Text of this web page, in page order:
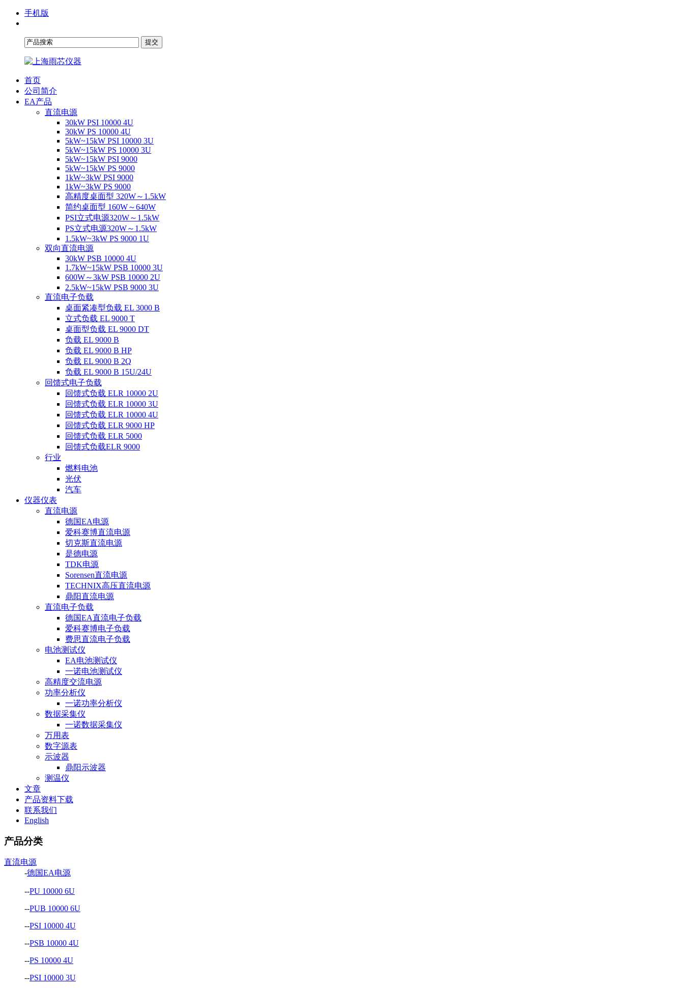
手机版
首页
公司简介
EA产品
直流电源
30kW PSI 10000 4U
30kW PS 10000 4U
5kW~15kW PSI 10000 3U
5kW~15kW PS 10000 3U
5kW~15kW PSI 9000
5kW~15kW PS 9000
1kW~3kW PSI 9000
1kW~3kW PS 9000
高精度桌面型 320W～1.5kW
简约桌面型 160W～640W
PSI立式电源320W～1.5kW
PS立式电源320W～1.5kW
1.5kW~3kW PS 9000 1U
双向直流电源
30kW PSB 10000 4U
1.7kW~15kW PSB 10000 3U
600W～3kW PSB 10000 2U
2.5kW~15kW PSB 9000 3U
直流电子负载
桌面紧凑型负载 EL 3000 B
立式负载 EL 9000 T
桌面型负载 EL 9000 DT
负载 EL 9000 B
负载 EL 9000 B HP
负载 EL 9000 B 2Q
负载 EL 9000 B 15U/24U
回馈式电子负载
回馈式负载 ELR 10000 2U
回馈式负载 ELR 10000 3U
回馈式负载 ELR 10000 4U
回馈式负载 ELR 9000 HP
回馈式负载 ELR 5000
回馈式负载ELR 9000
行业
燃料电池
光伏
汽车
仪器仪表
直流电源
德国EA电源
爱科赛博直流电源
切克斯直流电源
是德电源
TDK电源
Sorensen直流电源
TECHNIX高压直流电源
鼎阳直流电源
直流电子负载
德国EA直流电子负载
爱科赛博电子负载
费思直流电子负载
电池测试仪
EA电池测试仪
一诺电池测试仪
高精度交流电源
功率分析仪
一诺功率分析仪
数据采集仪
一诺数据采集仪
万用表
数字源表
示波器
鼎阳示波器
测温仪
文章
产品资料下载
联系我们
English
产品分类
直流电源
-德国EA电源
--PU 10000 6U
--PUB 10000 6U
--PSI 10000 4U
--PSB 10000 4U
--PS 10000 4U
--PSI 10000 3U